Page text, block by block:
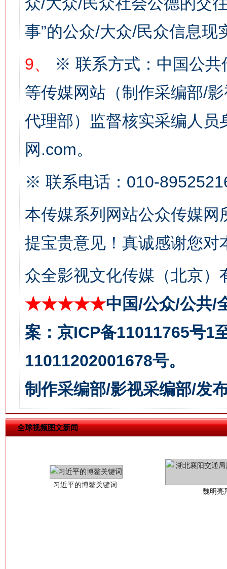
事”的公众/大众/民众信息现
9、
※ 联系方式：中国公共
等传媒网站（制作采编部/
代理部）监督核实采编人员
网.com。
※ 联系电话：010-
本传媒系列网站公众传媒
提宝贵意见！真诚感谢您
众全影视文化传媒（北京）
★★★★★中国/公众/公共/
案：京ICP备11011765号1
11011202001678号。
制作采编部/影视采编部/发
全球视频图文新闻
这是一记警钟！
在谋一域中谋全局
习近平的博鳌关键词
魏明亮